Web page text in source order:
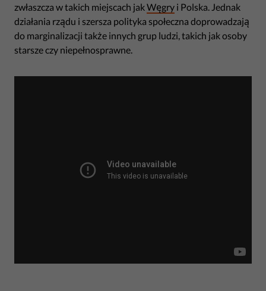
zwłaszcza w takich miejscach jakWęgry i Polska. Jednak
działania rządu i szersza polityka społeczna doprowadzają
do marginalizacji także innych grup ludzi, takich jak osoby
starsze czy niepełnosprawne.